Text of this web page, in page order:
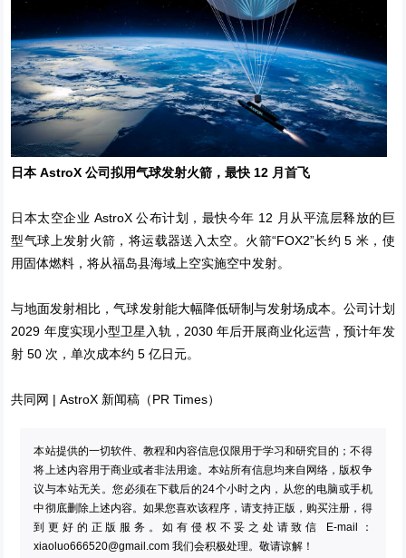
日本 AstroX 公司拟用气球发射火箭，最快 12 月首飞
日本太空企业 AstroX 公布计划，最快今年 12 月从平流层释放的巨
型气球上发射火箭，将运载器送入太空。火箭“FOX2”长约 5 米，使
用固体燃料，将从福岛县海域上空实施空中发射。
与地面发射相比，气球发射能大幅降低研制与发射场成本。公司计划
2029 年度实现小型卫星入轨，2030 年后开展商业化运营，预计年发
射 50 次，单次成本约 5 亿日元。
共同网 |AstroX 新闻稿（PR Times）
本站提供的一切软件、教程和内容信息仅限用于学习和研究目的；不得
将上述内容用于商业或者非法用途。本站所有信息均来自网络，版权争
议与本站无关。您必须在下载后的24个小时之内，从您的电脑或手机
中彻底删除上述内容。如果您喜欢该程序，请支持正版，购买注册，得
到更好的正版服务。如有侵权不妥之处请致信 E-mail：
xiaoluo666520@gmail.com 我们会积极处理。敬请谅解！